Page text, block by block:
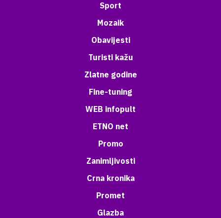
Sport
Mozaik
Obavijesti
Turisti kažu
Zlatne godine
Fine-tuning
WEB infopult
ETNO net
Promo
Zanimljivosti
Crna kronika
Promet
Glazba